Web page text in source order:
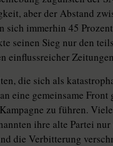
aber der Abstand
sich immerhin 45
seinen Sieg nur den
einflussreicher
die sich als
eine gemeinsame
zu führen.
ihre alte Partei
die Verbitterung